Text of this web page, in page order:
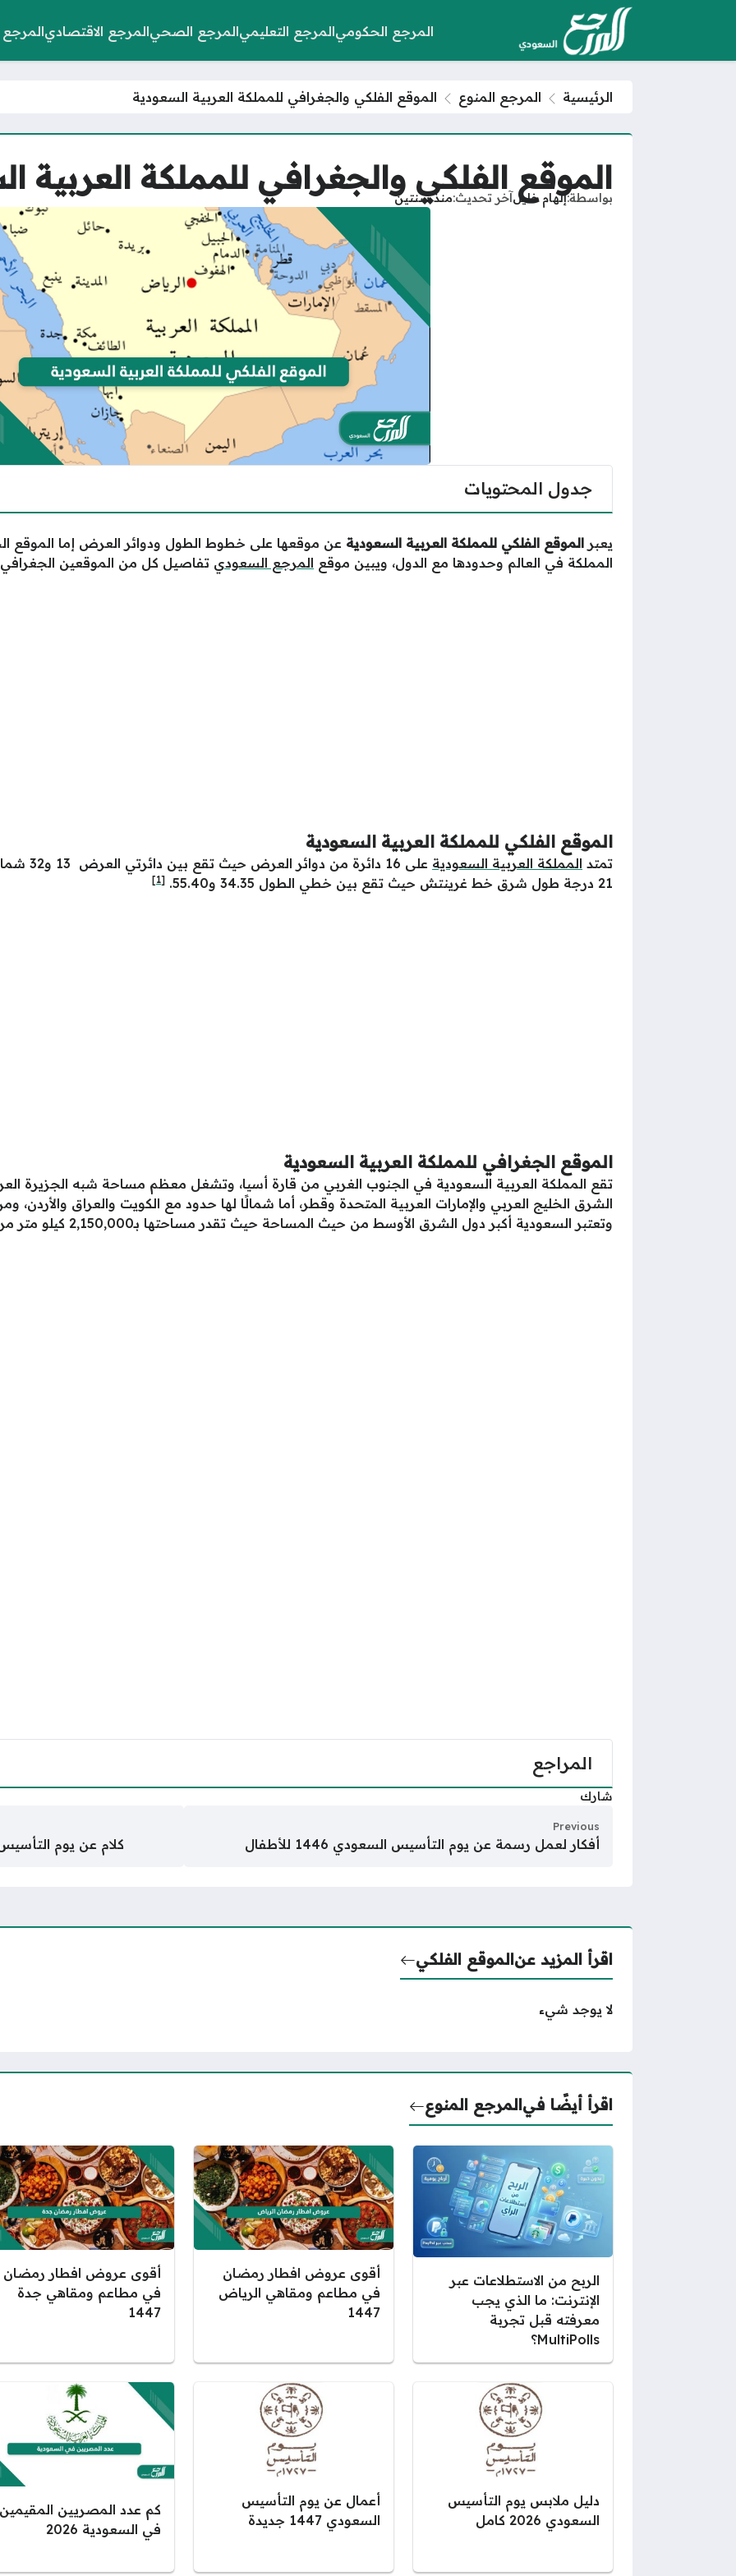
المرجع الحكوميالمرجع التعليميالمرجع الصحيالمرجع الاقتصاديالمرجع
الرئيسية المرجع المنوع الموقع الفلكي والجغرافي للمملكة العربية السعودية
الموقع الفلكي والجغرافي للمملكة العربية
بواسطةإلهام خليلآخر تحديث منذ سنتين
جدول المحتويات
يعبر الموقع الفلكي للمملكة العربية السعودية عن موقعها على خطوط الطول ودوائر العرض إما الموقع
المملكة في العالم وحدودها مع الدول، ويبين موقع المرجع السعودي تفاصيل كل من الموقعين الجغرافي
الموقع الفلكي للمملكة العربية السعودية
تمتد المملكة العربية السعودية
على 16
21 درجة طول شرق خط غرينتش حيث تقع بين خطي الطول 34.35 و55.40.
[1]
الموقع الجغرافي للمملكة العربية السعودية
تقع المملكة العربية السعودية في الجنوب الغربي من قارة أسيا، وتشغل معظم مساحة شبه الجزيرة
الشرق الخليج العربي والإمارات العربية المتحدة وقطر، أما شمالًا لها حدود مع الكويت والعراق
وتعتبر السعودية أكبر دول الشرق الأوسط من حيث المساحة حيث تقدر مساحتها بـ2,150,000 كيلو متر مربع.
المراجع
شارك
Previous
أفكار لعمل رسمة عن يوم التأسيس السعودي 1446 للأطفال كلام عن يوم التأسيس السعودي 2026
اقرأ المزيد عنالموقع الفلكي
لا يوجد شيء
اقرأ أيضًا فيالمرجع المنوع
الربح من الاستطلاعات عبر
الإنترنت: ما الذي يجب
معرفته قبل تجربة
MultiPolls؟
أقوى عروض افطار رمضان
في مطاعم ومقاهي الرياض
1447
أقوى عروض افطار رمضان
في مطاعم ومقاهي جدة
1447
دليل ملابس يوم التأسيس
السعودي 2026 كامل
أعمال عن يوم التأسيس
السعودي 1447 جديدة
كم عدد المصريين المقيمين
في السعودية 2026